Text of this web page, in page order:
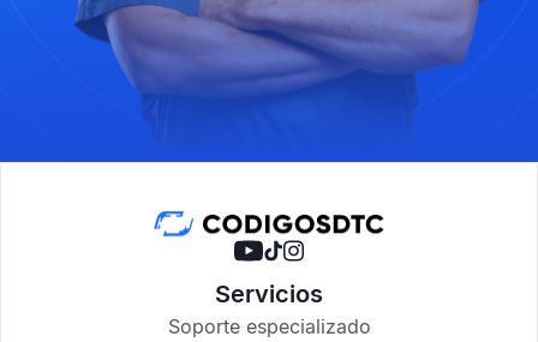
Servicios
Soporte especializado